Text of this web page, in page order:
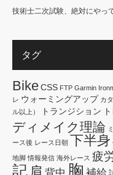
技術士二次試験、絶対にやっ
タグ
BikeCSS FTP Garmin
レ ウォーミングアップ カ
ル以上）
トランジション
ディメイク理論
ース後 レース日朝 下半身
地脚 情報発信 海外レース 疲
記 肩 胸